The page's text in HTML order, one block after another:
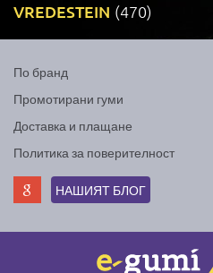
VREDESTEIN (470)
По бранд
Промотирани гуми
Доставка и плащане
Политика за поверителност
НАШИЯТ БЛОГ